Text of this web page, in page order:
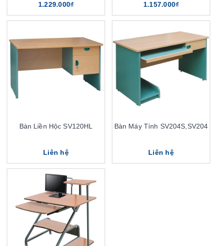
1.229.000₫ 1.157.000₫
Bàn Liền Hộc SV120HL
Liên hệ
Bàn Máy Tính SV204S,SV204
Liên hệ